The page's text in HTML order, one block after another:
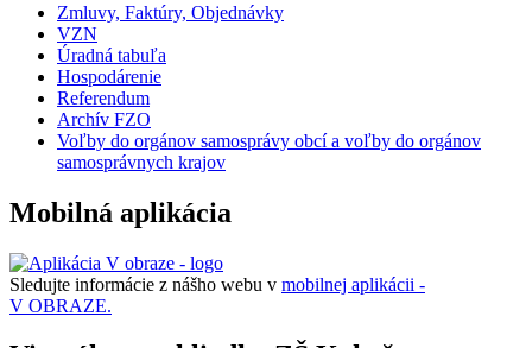
Zmluvy, Faktúry, Objednávky
VZN
Úradná tabuľa
Hospodárenie
Referendum
Archív FZO
Voľby do orgánov samosprávy obcí a voľby do orgánov
samosprávnych krajov
Mobilná aplikácia
Sledujte informácie z nášho webu v mobilnej aplikácii -
V OBRAZE.